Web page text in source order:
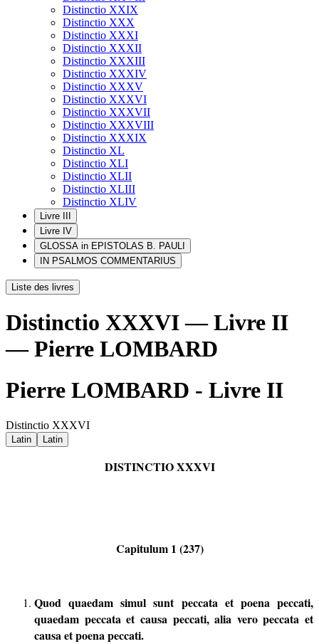
Distinctio XXIX
Distinctio XXX
Distinctio XXXI
Distinctio XXXII
Distinctio XXXIII
Distinctio XXXIV
Distinctio XXXV
Distinctio XXXVI
Distinctio XXXVII
Distinctio XXXVIII
Distinctio XXXIX
Distinctio XL
Distinctio XLI
Distinctio XLII
Distinctio XLIII
Distinctio XLIV
Livre III
Livre IV
GLOSSA in EPISTOLAS B. PAULI
IN PSALMOS COMMENTARIUS
Liste des livres
Distinctio XXXVI — Livre II
— Pierre LOMBARD
Pierre LOMBARD - Livre II
Distinctio XXXVI
Latin Latin
DISTINCTIO XXXVI
Capitulum 1 (237)
Quod quaedam simul sunt peccata et poena peccati,
quaedam peccata et causa peccati, alia vero peccata et
causa et poena peccati.